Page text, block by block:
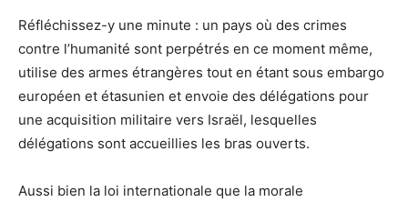
Réfléchissez-y une minute : un pays où des crimes
contre l’humanité sont perpétrés en ce moment même,
utilise des armes étrangères tout en étant sous embargo
européen et étasunien et envoie des délégations pour
une acquisition militaire vers Israël, lesquelles
délégations sont accueillies les bras ouverts.
Aussi bien la loi internationale que la morale